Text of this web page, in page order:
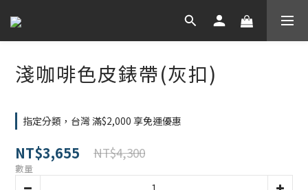
淺咖啡色皮錶帶(灰扣)
指定分類，台灣 滿$2,000 享免運優惠
NT$3,655 NT$4,300
數量